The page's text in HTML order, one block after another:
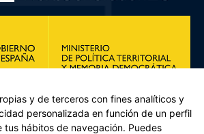
y de terceros con fines analíticos y
personalizada en función de un perfil
tus hábitos de navegación. Puedes